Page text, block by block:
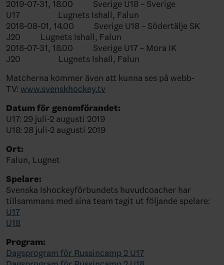
2019-07-31, 18.00 Sverige U18 – Sverige
U17 Lugnets Ishall, Falun
2018-08-01, 14.00 Sverige U18 – Södertälje SK
J20 Lugnets Ishall, Falun
2018-07-31, 18.00 Sverige U17 – Mora IK
J20 Lugnets Ishall, Falun
Matcherna kommer även att kunna ses på webb-
TV: www.svenskhockey.tv
Datum för genomförandet:
U17: 29 juli-2 augusti 2019
U18: 28 juli-2 augusti 2019
Ort:
Falun, Lugnet
Spelare:
Svenska Ishockeyförbundets huvudcoacher har
tillsammans med sina team tagit ut följande spelare:
U17
U18
Program:
Dagsprogram för Russincamp 2 U17